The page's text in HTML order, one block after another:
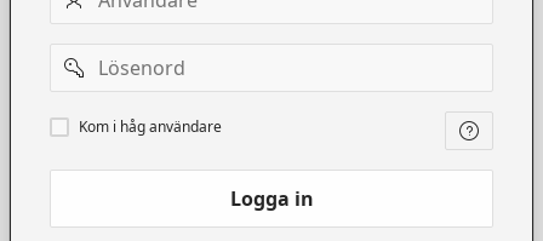
Lösenord
Kom
ihåg
Kom i håg användare
Logga in